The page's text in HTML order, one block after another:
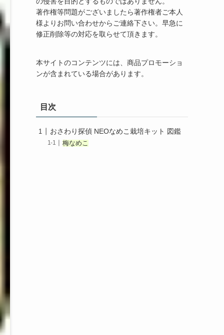
著作権等問題がございましたら著作権者ご本人
様よりお問い合わせからご連絡下さい。早急に
修正削除等の対応を取らせて頂きます。
本サイトのコンテンツには、商品プロモーショ
ンが含まれている場合があります。
目次
おさわり探偵 NEOなめこ栽培キット 図鑑
梅なめこ